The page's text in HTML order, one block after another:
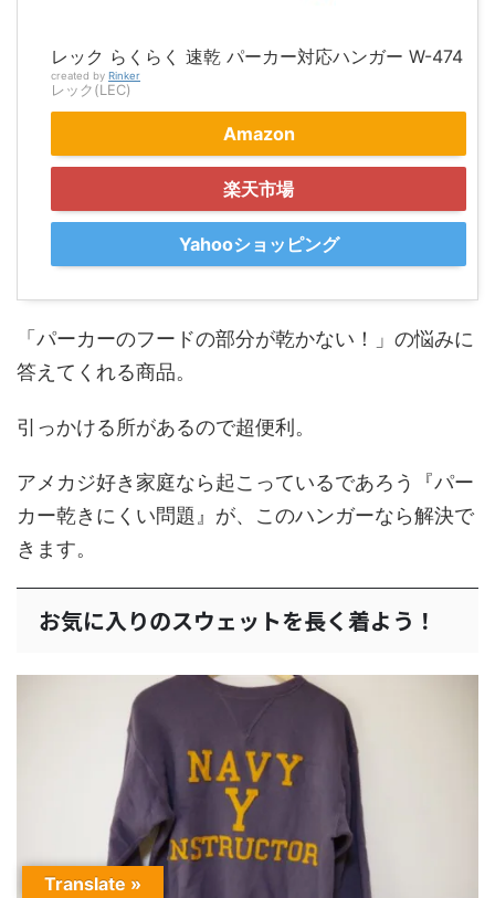
レック らくらく 速乾 パーカー対応ハンガー W-474
created by Rinker
レック(LEC)
Amazon
楽天市場
Yahooショッピング
「パーカーのフードの部分が乾かない！」の悩みに
答えてくれる商品。
引っかける所があるので超便利。
アメカジ好き家庭なら起こっているであろう『パー
カー乾きにくい問題』が、このハンガーなら解決で
きます。
お気に入りのスウェットを長く着よう！
Translate »